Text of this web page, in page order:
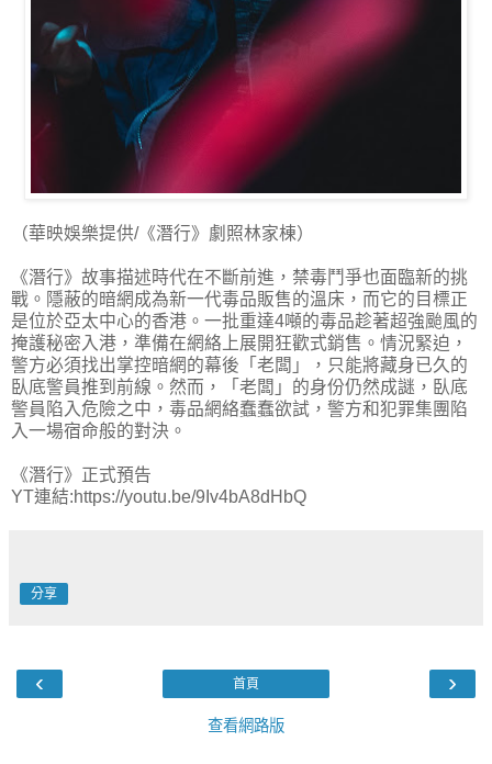
（華映娛樂提供/《潛行》劇照林家棟）
《潛行》故事描述時代在不斷前進，禁毒鬥爭也面臨新的挑
戰。隱蔽的暗網成為新一代毒品販售的溫床，而它的目標正
是位於亞太中心的香港。一批重達4噸的毒品趁著超強颱風的
掩護秘密入港，準備在網絡上展開狂歡式銷售。情況緊迫，
警方必須找出掌控暗網的幕後「老闆」，只能將藏身已久的
臥底警員推到前線。然而，「老闆」的身份仍然成謎，臥底
警員陷入危險之中，毒品網絡蠢蠢欲試，警方和犯罪集團陷
入一場宿命般的對決。
《潛行》正式預告
YT連結:https://youtu.be/9Iv4bA8dHbQ
分享
‹ ›
首頁
查看網路版